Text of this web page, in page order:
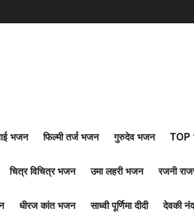
भजन फिल्मी तर्ज भजन गुरुदेव भजन TOP
चित्र विचित्र भजन उमा लहरी भजन रजनी
धीरज कांत भजन साध्वी पूर्णिमा दीदी देवकी